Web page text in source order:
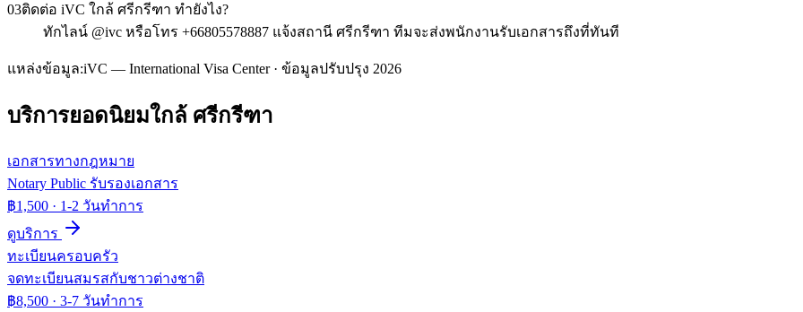
03ติดต่อ iVC ใกล้ ศรีกรีฑา ทำยังไง?
ทักไลน์ @ivc หรือโทร +66805578887 แจ้งสถานี ศรีกรีฑา ทีมจะส่งพนักงานรับเอกสารถึงที่ทันที
แหล่งข้อมูล:iVC — International Visa Center · ข้อมูลปรับปรุง 2026
บริการยอดนิยมใกล้ ศรีกรีฑา
เอกสารทางกฎหมาย
Notary Public รับรองเอกสาร
฿1,500 · 1-2 วันทำการ
ดูบริการ
ทะเบียนครอบครัว
จดทะเบียนสมรสกับชาวต่างชาติ
฿8,500 · 3-7 วันทำการ